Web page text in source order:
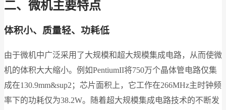
二、微机主要特点
体积小、质量轻、功耗低
由于微机中广泛采用了大规模和超大规模集成电路，从而使微
机的体积大大缩小。例如PentiumII将750万个晶体管电路仅集
成在130.9mm&sup2；芯片面积上，它工作在266MHz主时钟频
率下的功耗仅为38.2W。随着超大规模集成电路技术的不断发